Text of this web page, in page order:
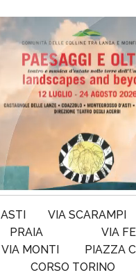
ASTI VIA SCARAMPI
PRAIA
VIA
VIA MONTI
PIAZZA
CORSO TORINO